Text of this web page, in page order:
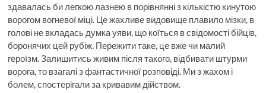
здавалась би легкою лазнею в порівнянні з кількістю кинутою
ворогом вогневої міці. Це жахливе видовище плавило мізки, в
голові не вкладась думка уяви, що коїться в свідомості бійців,
боронячих цей рубіж. Пережити таке, це вже чи малий
героїзм. Залишитись живим після такого, відбивати штурми
ворога, то взагалі з фантастичної розповіді. Ми з жахом і
болем, спостерігали за кривавим дійством.